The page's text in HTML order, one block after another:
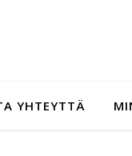
YHTEYTTÄ